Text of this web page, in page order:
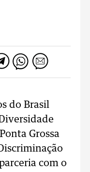
do Brasil
Grossa
com o